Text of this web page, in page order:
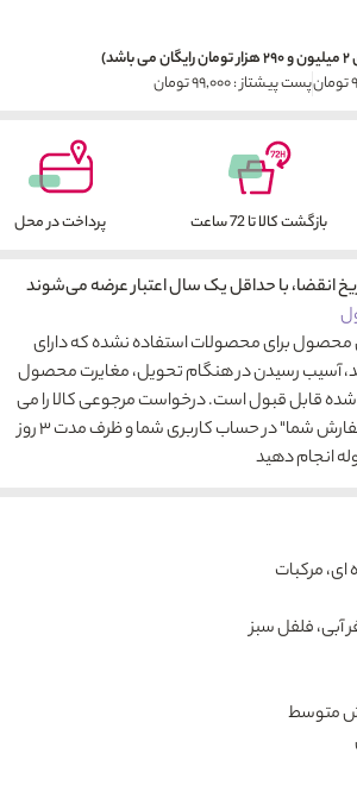
پست پیشتاز : ۹۹,۰۰۰ تومان
بازگشت کالا تا 72 ساعت پرداخت در محل
انقضا، با حداقل یک سال اعتبار عرضه می‌شوند
برای محصولات استفاده نشده که دارای
آسیب رسیدن در هنگام تحویل، مغایرت محصول
قابل قبول است. درخواست مرجوعی کالا را می
توانید در بخش "سفارش شما" در حساب کاربری شما و ظرف مدت ۳ روز
انجام دهید
ای، مرکبات
آبی، فلفل سبز
متوسط